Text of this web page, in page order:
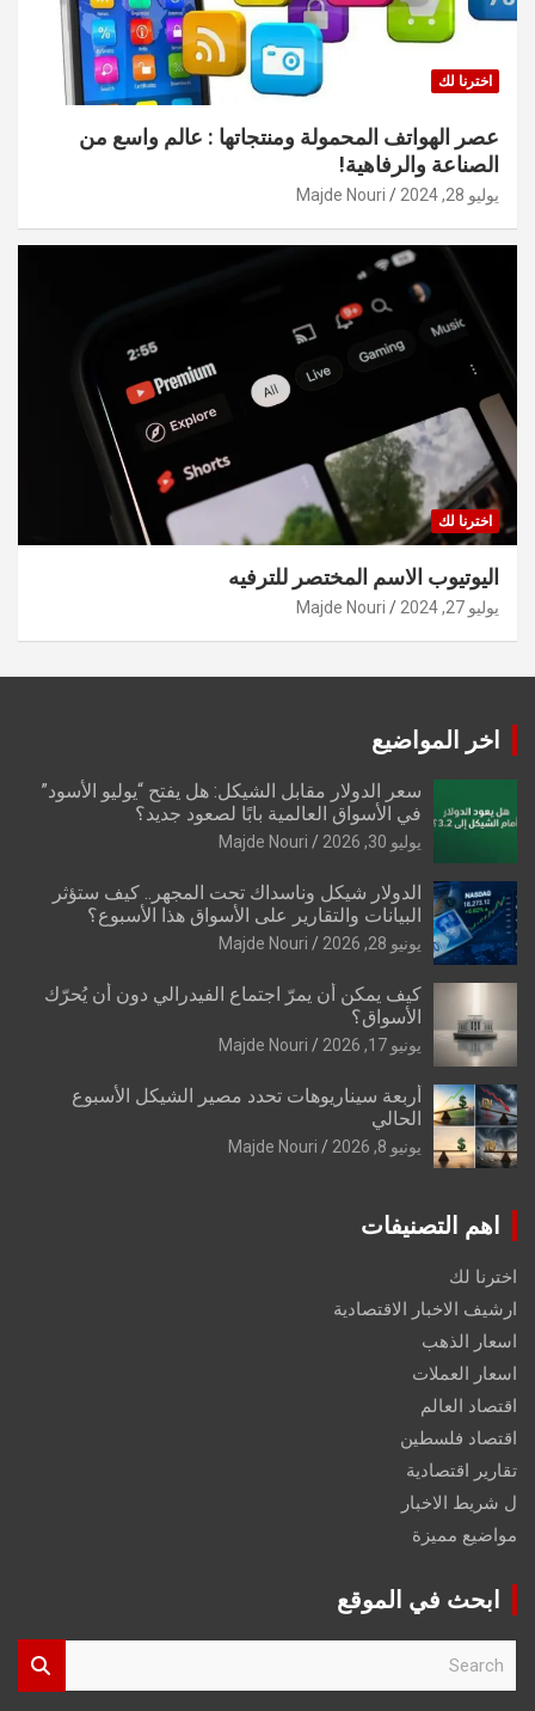
اخترنا لك
عصر الهواتف المحمولة ومنتجاتها : عالم واسع من
الصناعة والرفاهية!
يوليو 28, 2024 Majde Nouri
اخترنا لك
اليوتيوب الاسم المختصر للترفيه
يوليو 27, 2024 Majde Nouri
اخر المواضيع
سعر الدولار مقابل الشيكل: هل يفتح “يوليو الأسود”
في الأسواق العالمية بابًا لصعود جديد؟
يوليو 30, 2026 Majde Nouri
الدولار شيكل وناسداك تحت المجهر.. كيف ستؤثر
البيانات والتقارير على الأسواق هذا الأسبوع؟
يونيو 28, 2026 Majde Nouri
كيف يمكن أن يمرّ اجتماع الفيدرالي دون أن يُحرّك
الأسواق؟
يونيو 17, 2026 Majde Nouri
أربعة سيناريوهات تحدد مصير الشيكل الأسبوع
الحالي
يونيو 8, 2026 Majde Nouri
اهم التصنيفات
اخترنا لك
ارشيف الاخبار الاقتصادية
اسعار الذهب
اسعار العملات
اقتصاد العالم
اقتصاد فلسطين
تقارير اقتصادية
ل شريط الاخبار
مواضيع مميزة
ابحث في الموقع